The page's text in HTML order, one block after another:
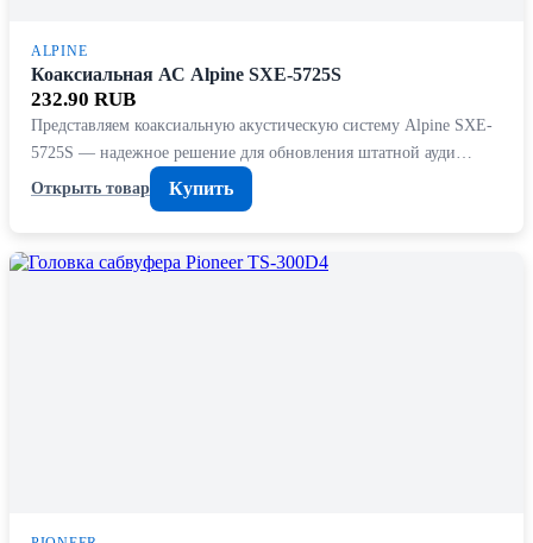
ALPINE
Коаксиальная АС Alpine SXE-5725S
232.90 RUB
Представляем коаксиальную акустическую систему Alpine SXE-
5725S — надежное решение для обновления штатной ауди…
Открыть товар
Купить